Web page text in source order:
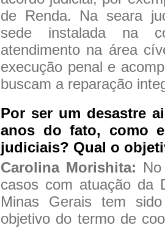
de Renda. Na seara
sede instalada na
atendimento na área
execução penal e
buscam a reparação
Por ser um desastre
anos do fato, como
judiciais? Qual o
Carolina Morishita:
casos com atuação da
Minas Gerais tem
objetivo do termo de